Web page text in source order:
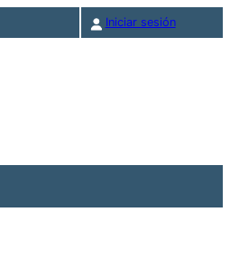
Iniciar sesión